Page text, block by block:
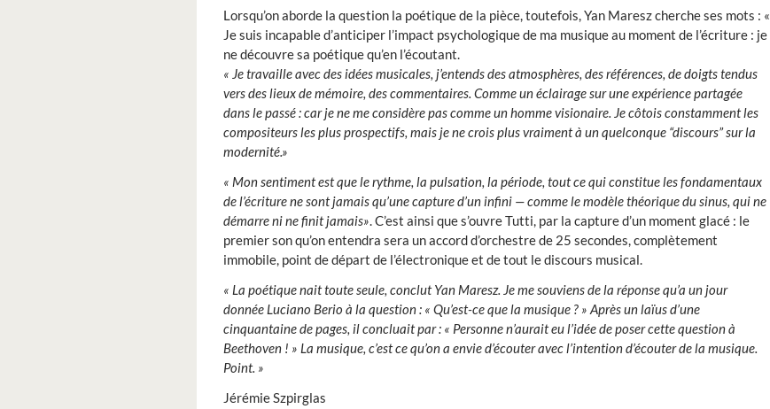
Lorsqu’on aborde la question la poétique de la pièce, toutefois, Yan Maresz cherche ses mots : «
Je suis incapable d’anticiper l’impact psychologique de ma musique au moment de l’écriture : je
ne découvre sa poétique qu’en l’écoutant.
« Je travaille avec des idées musicales, j’entends des atmosphères, des références, de doigts tendus
vers des lieux de mémoire, des commentaires. Comme un éclairage sur une expérience partagée
dans le passé : car je ne me considère pas comme un homme visionaire. Je côtois constamment les
compositeurs les plus prospectifs, mais je ne crois plus vraiment à un quelconque “discours” sur la
modernité.»
« Mon sentiment est que le rythme, la pulsation, la période, tout ce qui constitue les fondamentaux
de l’écriture ne sont jamais qu’une capture d’un infini — comme le modèle théorique du sinus, qui ne
démarre ni ne finit jamais». C’est ainsi que s’ouvre Tutti, par la capture d’un moment glacé : le
premier son qu’on entendra sera un accord d’orchestre de 25 secondes, complètement
immobile, point de départ de l’électronique et de tout le discours musical.
« La poétique nait toute seule, conclut Yan Maresz. Je me souviens de la réponse qu’a un jour
donnée Luciano Berio à la question : « Qu’est-ce que la musique ? » Après un laïus d’une
cinquantaine de pages, il concluait par : « Personne n’aurait eu l’idée de poser cette question à
Beethoven ! » La musique, c’est ce qu’on a envie d’écouter avec l’intention d’écouter de la musique.
Point. »
Jérémie Szpirglas